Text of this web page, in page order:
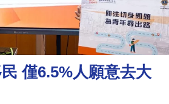
僅6.5%人願意去大